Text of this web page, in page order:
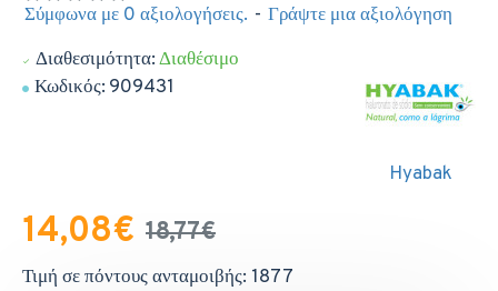
Διαθεσιμότητα:Διαθέσιμο
Κωδικός: 909431
Hyabak
Σύμφωνα με 0 αξιολογήσεις. - Γράψτε μια αξιολόγηση
14,08€ 18,77€
Τιμή σε πόντους ανταμοιβής: 1877